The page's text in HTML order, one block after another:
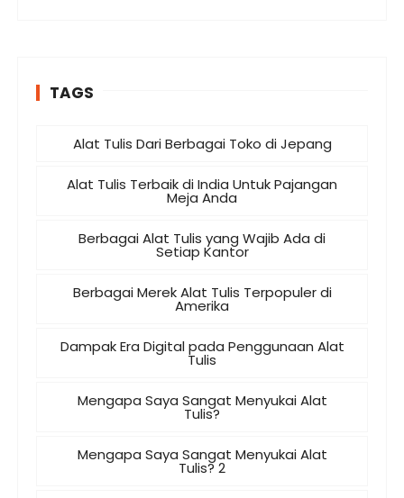
TAGS
Alat Tulis Dari Berbagai Toko di Jepang
Alat Tulis Terbaik di India Untuk Pajangan
Meja Anda
Berbagai Alat Tulis yang Wajib Ada di
Setiap Kantor
Berbagai Merek Alat Tulis Terpopuler di
Amerika
Dampak Era Digital pada Penggunaan Alat
Tulis
Mengapa Saya Sangat Menyukai Alat
Tulis?
Mengapa Saya Sangat Menyukai Alat
Tulis? 2